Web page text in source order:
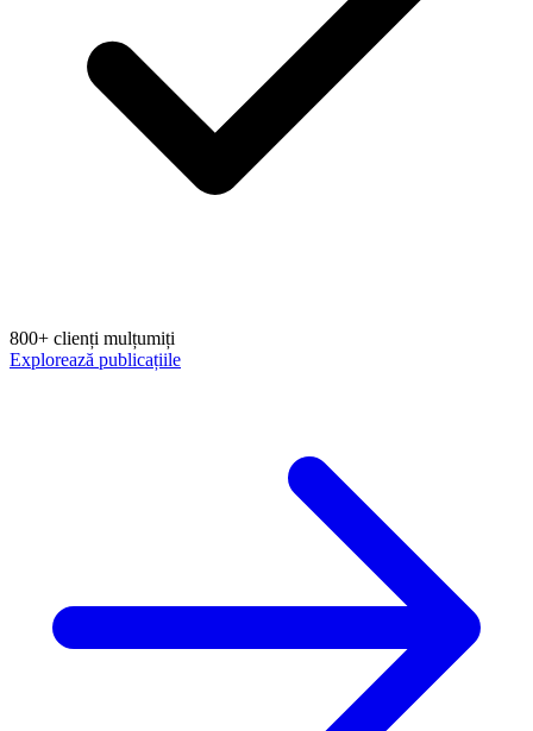
800+ clienți mulțumiți
Explorează publicațiile